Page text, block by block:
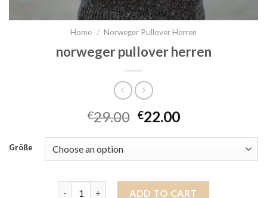
Home / Norweger Pullover Herren
norweger pullover herren
€29.00 €22.00
Größe
ADD TO CART